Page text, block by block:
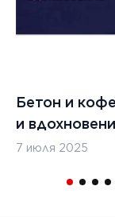
Бетон и
и
7 июля 2025